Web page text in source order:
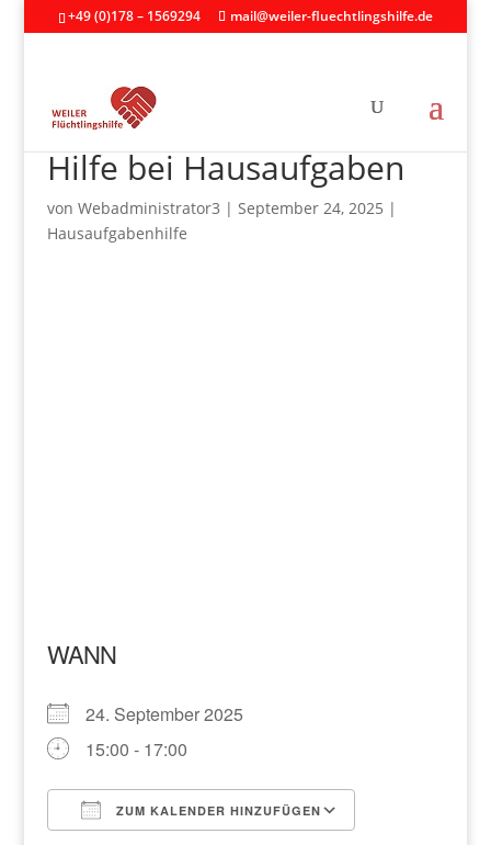
+49 (0)178 – 1569294 mail@weiler-fluechtlingshilfe.de
Hilfe bei Hausaufgaben
von Webadministrator3 | September 24, 2025 |
Hausaufgabenhilfe
WANN
24. September 2025
15:00 - 17:00
ZUM KALENDER HINZUFÜGEN